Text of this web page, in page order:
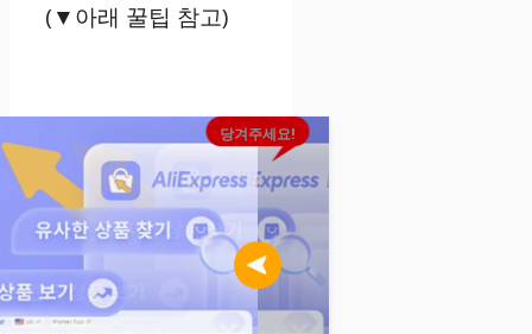
(▼아래 꿀팁 참고)
당겨주세요!